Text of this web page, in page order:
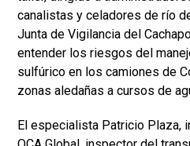
canalistas y celadores de río
Junta de Vigilancia del
entender los riesgos del
sulfúrico en los camiones de
zonas aledañas a cursos de
El especialista Patricio Plaza,